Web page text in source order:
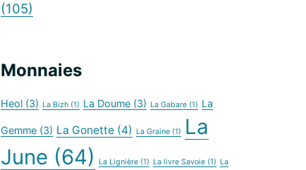
(105)
Monnaies
Heol (3) La Bizh (1) La Doume (3) La Gabare (1) La
Gemme (3) La Gonette (4) La Graine (1)
La
June (64) La Lignière (1) La livre Savoie (1) La